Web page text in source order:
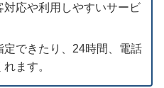
対応や利用しやすいサービ
できたり、24時間、電話
ます。